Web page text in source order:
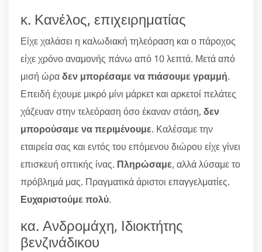
κ. Κανέλος, επιχειρηματίας
Είχε χαλάσει η καλωδιακή τηλεόραση και ο πάροχος
είχε χρόνο αναμονής πάνω από 10 λεπτά. Μετά από
μισή ώραδεν μπορέσαμε να πιάσουμε γραμμή.
Επειδή έχουμε μικρό μίνι μάρκετ και αρκετοί πελάτες
χάζευαν στην τελεόραση όσο έκαναν στάση, δεν
μπορούσαμε να περιμένουμε. Καλέσαμε την
εταιρεία σας και εντός του επόμενου διώρου είχε γίνει
επισκευή οπτικής ίνας. Πληρώσαμε, αλλά λύσαμε το
πρόβλημά μας. Πραγματικά άριστοι επαγγελματίες.
Ευχαριστούμε πολύ.
κα. Ανδρομάχη, Ιδιοκτήτης
βενζινάδικου